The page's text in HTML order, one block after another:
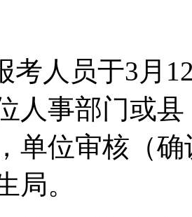
考人员于3月
人事部门或
单位审核（
局。